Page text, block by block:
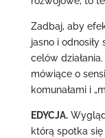
Zadbaj, aby
jasno i
celów
mówiące o
komunałami i
EDYCJA.Wygląd
którą spotka